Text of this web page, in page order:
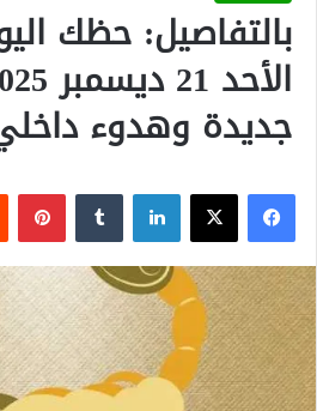
بالتفاصيل: حظك
جديدة وهدوء
فيسبوك
‫X لينكدإن